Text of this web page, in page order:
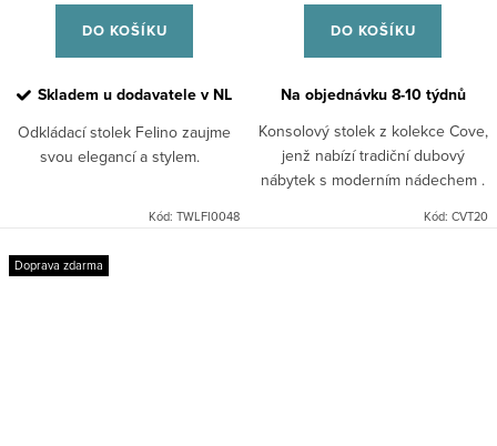
DO KOŠÍKU
Skladem u dodavatele v NL
Odkládací stolek Felino zaujme
svou elegancí a stylem.
Kód: TWLFI0048
DO KOŠÍKU
Na objednávku 8-10 týdnů
Konsolový stolek z kolekce Cove,
jenž nabízí tradiční dubový
nábytek s moderním nádechem .
Kód: CVT20
Doprava zdarma